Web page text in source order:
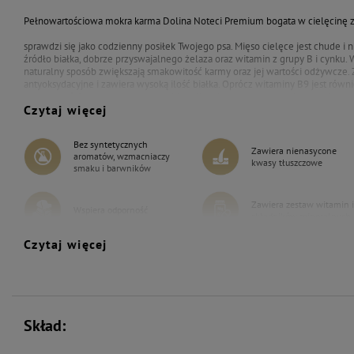
Pełnowartościowa mokra karma Dolina Noteci Premium bogata w cielęcinę
sprawdzi się jako codzienny posiłek Twojego psa. Mięso cielęce jest chude i
źródło białka, dobrze przyswajalnego żelaza oraz witamin z grupy B i cynku.
naturalny sposób zwiększają smakowitość karmy oraz jej wartości
lnianego wpływa na dobrą kondycję skóry i lśniącą sierść, a babka płesznik
Czytaj więcej
Bez syntetycznych
aromatów, wzmacniaczy
smaku i barwników
Zawiera nienasycone
kwasy tłuszczowe
Zawiera zestaw witamin i
Czytaj więcej
Skład: